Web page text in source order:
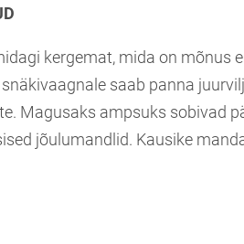
kergemat, mida on mõnus
saab panna
Magusaks ampsuks sobivad
jõulumandlid. Kausike